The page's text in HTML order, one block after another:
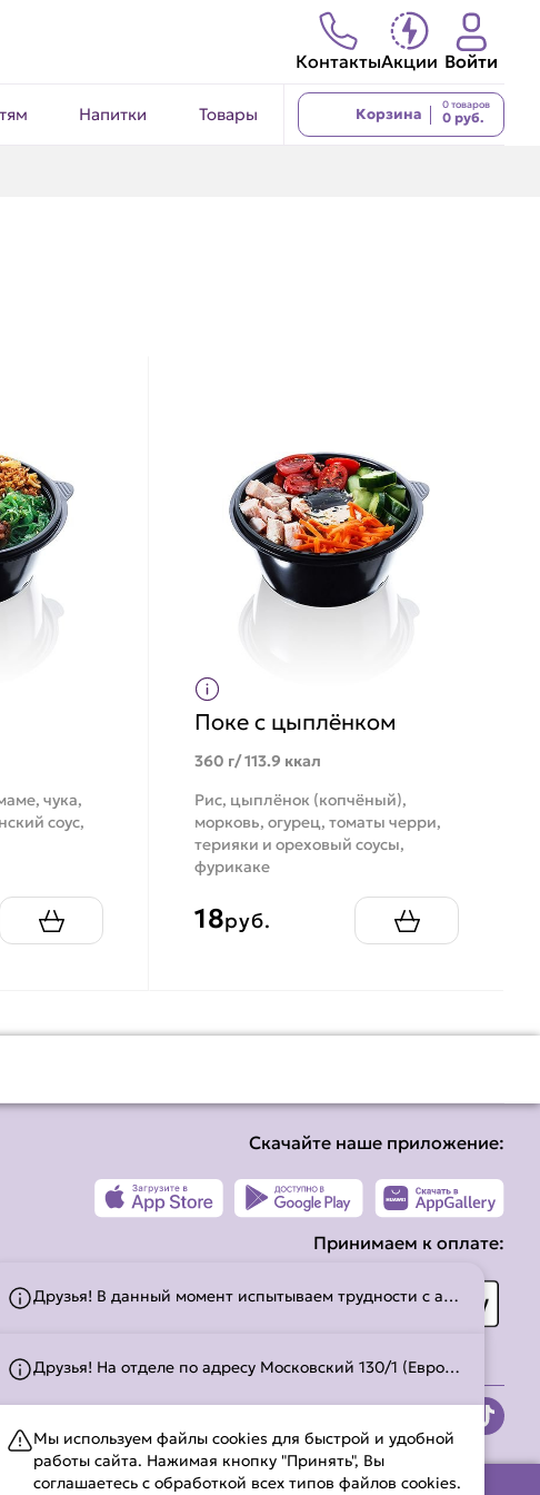
Друзья! В данный момент испытываем трудности с авокадо - он очень твердый. Поэтому по вашей просьбе может быть заменен на огурец. Спасибо за понимание.
Друзья! На отделе по адресу Московский 130/1 (Евроопт) пицца недоступна.
Мы используем файлы cookies для быстрой и удобной
работы сайта. Нажимая кнопку "Принять", Вы
соглашаетесь с обработкой всех типов файлов cookies.
КонтактыАкции Войти
Напитки Товары Корзина
0 товаров
0 руб.
чука,
соус,
Поке с цыплёнком
360 г/ 113.9 ккал
Рис, цыплёнок (копчёный),
морковь, огурец, томаты черри,
терияки и ореховый соусы,
фурикаке
18руб.
Скачайте наше приложение:
Принимаем к оплате: